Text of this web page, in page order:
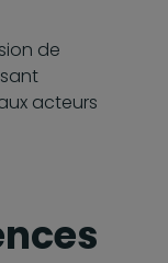
de
acteurs